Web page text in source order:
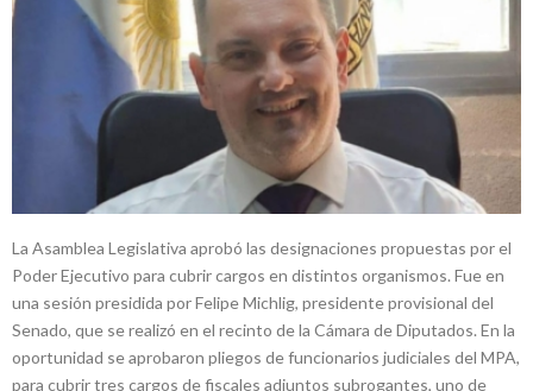
La Asamblea Legislativa aprobó las designaciones propuestas por el
Poder Ejecutivo para cubrir cargos en distintos organismos. Fue en
una sesión presidida por Felipe Michlig, presidente provisional del
Senado, que se realizó en el recinto de la Cámara de Diputados. En la
oportunidad se aprobaron pliegos de funcionarios judiciales del MPA,
para cubrir tres cargos de fiscales adjuntos subrogantes, uno de